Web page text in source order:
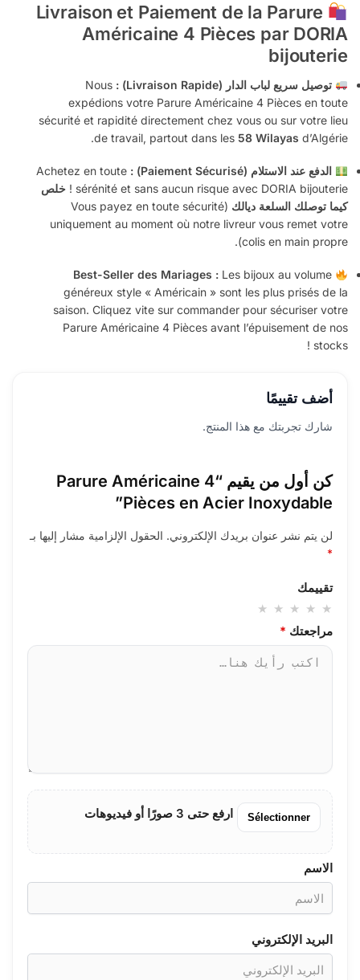
Livraison et Paiement de la Parure
Américaine 4 Pièces par DORIA
bijouterie
توصيل سريع لباب الدار (Livraison Rapide) :
Nous
expédions votre Parure Américaine 4 Pièces en toute
sécurité et rapidité directement chez vous ou sur votre lieu
de travail, partout dans les 58 Wilayas d’Algérie.
الدفع عند الاستلام (Paiement Sécurisé) :
Achetez en toute
sérénité et sans aucun risque avec DORIA bijouterie !
خلص
كيما توصلك السلعة ديالك (Vous payez en toute sécurité
uniquement au moment où notre livreur vous remet votre
colis en main propre).
Best-Seller des Mariages : Les bijoux au volume
généreux style « Américain » sont les plus prisés de la
saison. Cliquez vite sur commander pour sécuriser votre
Parure Américaine 4 Pièces avant l’épuisement de nos
stocks !
أضف تقييمًا
شارك تجربتك مع هذا المنتج.
كن أول من يقيم “Parure Américaine 4
Pièces en Acier Inoxydable”
لن يتم نشر عنوان بريدك الإلكتروني. الحقول الإلزامية مشار إليها بـ
*
تقييمك
مراجعتك *
Sélectionner ارفع حتى 3 صورًا أو فيديوهات
الاسم
البريد الإلكتروني